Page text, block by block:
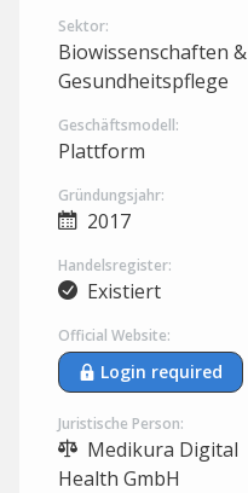
Sektor:
Biowissenschaften &
Gesundheitspflege
Geschäftsmodell:
Plattform
Gründungsjahr:
2017
Handelsregister:
Existiert
Official Website:
Login required
Juristische Person:
Medikura Digital
Health GmbH